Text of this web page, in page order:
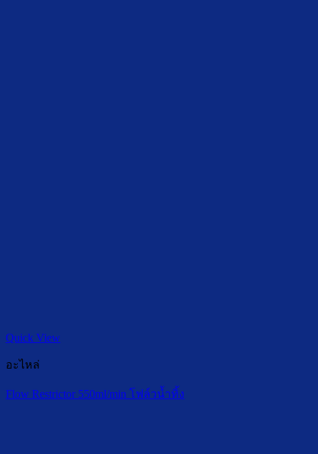
Quick View
อะไหล่
Flow Restrictor 550ml/min โฟล์วน้ำทิ้ง